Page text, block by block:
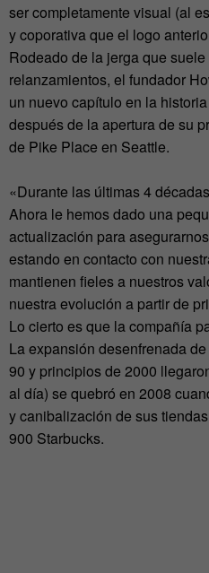
ser completamente visual (al
y coporativa que el logo
Rodeado de la jerga que
relanzamientos, el fundador
un nuevo capítulo en la
después de la apertura de su
de Pike Place en Seattle.
«Durante las últimas 4
Ahora le hemos dado una
actualización para
estando en contacto con
mantienen fieles a nuestros
nuestra evolución a partir de
Lo cierto es que la compañía
La expansión desenfrenada
90 y principios de 2000
al día) se quebró en 2008
y canibalización de sus
900 Starbucks.